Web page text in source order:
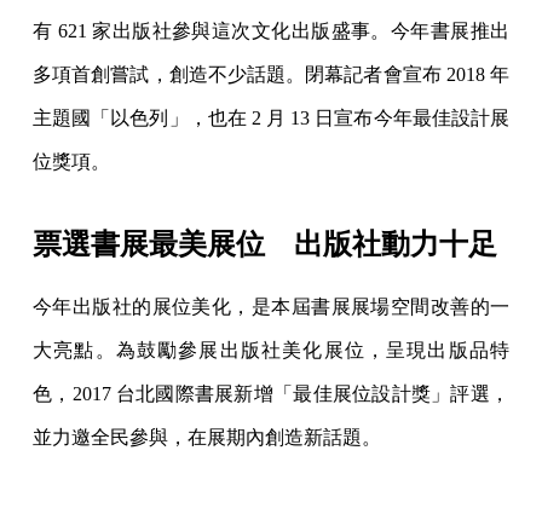
有 621 家出版社參與這次文化出版盛事。今年書展推出
多項首創嘗試，創造不少話題。閉幕記者會宣布 2018 年
主題國「以色列」，也在 2 月 13 日宣布今年最佳設計展
位獎項。
票選書展最美展位 出版社動力十足
今年出版社的展位美化，是本屆書展展場空間改善的一
大亮點。為鼓勵參展出版社美化展位，呈現出版品特
色，2017 台北國際書展新增「最佳展位設計獎」評選，
並力邀全民參與，在展期內創造新話題。